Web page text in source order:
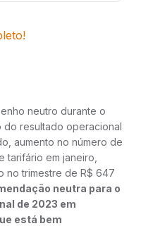
neutro durante o
do resultado operacional
aumento no número de
tarifário em janeiro,
no trimestre de R$ 647
neutra para o
de 2023 em
está bem